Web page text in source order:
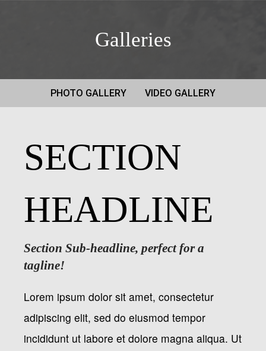
Galleries
PHOTO GALLERY VIDEO GALLERY
SECTION
HEADLINE
Section Sub-headline, perfect for a
tagline!
Lorem ipsum dolor sit amet, consectetur
adipiscing elit, sed do eiusmod tempor
incididunt ut labore et dolore magna aliqua. Ut